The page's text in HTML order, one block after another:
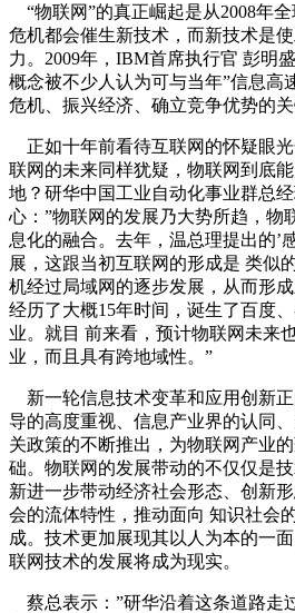
“物联网”的真正崛起是从2008年
危机都会催生新技术，而新技术是
力。2009年，IBM首席执行官 彭明
概念被不少人认为可与当年”信息高
危机、振兴经济、确立竞争优势的关
正如十年前看待互联网的怀疑眼
联网的未来同样犹疑，物联网到底
地？研华中国工业自动化事业群总
心：”物联网的发展乃大势所趋，物
息化的融合。去年，温总理提出的’
展，这跟当初互联网的形成是 类似
机经过局域网的逐步发展，从而形
经历了大概15年时间，诞生了百度
业。就目 前来看，预计物联网未来
业，而且具有跨地域性。”
新一轮信息技术变革和应用创新
导的高度重视、信息产业界的认同
关政策的不断推出，为物联网产业
础。物联网的发展带动的不仅仅是
新进一步带动经济社会形态、创新
会的流体特性，推动面向 知识社会
成。技术更加展现其以人为本的一
联网技术的发展将成为现实。
蔡总表示：”研华沿着这条道路走